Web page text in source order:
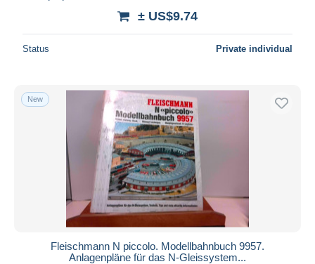
± US$9.74
Status Private individual
New
Fleischmann N piccolo. Modellbahnbuch 9957.
Anlagenpläne für das N-Gleissystem...